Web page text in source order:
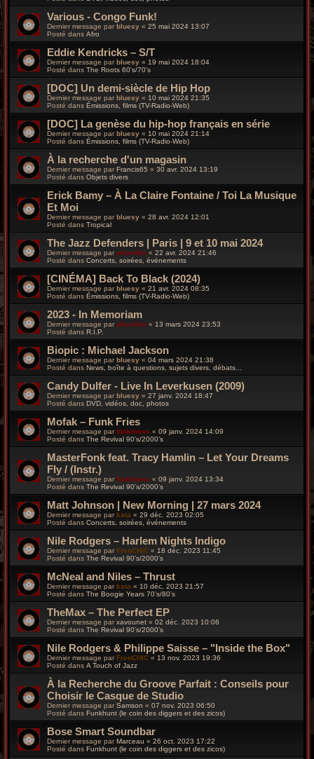
Various - Congo Funk!
Dernier message par bluesy « 25 mai 2024 13:07
Posté dans Afro
Eddie Kendricks – S/T
Dernier message parbluesy « 19 mai 2024 18:04
Posté dans The Roots 60's/70's
[DOC] Un demi-siècle de Hip Hop
Dernier message par bluesy « 10 mai 2024 21:35
Posté dans Émissions, films (TV-Radio-Web)
[DOC] La genèse du hip-hop français en série
Dernier message parbluesy « 10 mai 2024 21:14
Posté dans Émissions, films (TV-Radio-Web)
À la recherche d'un magasin
Dernier message par Francis65 « 30 avr. 2024 13:19
Posté dans Objets divers
Erick Bamy – À La Claire Fontaine / Toi La Musique
Et Moi
Dernier message par bluesy « 28 avr. 2024 12:01
Posté dans Tropical
The Jazz Defenders | Paris | 9 et 10 mai 2024
Dernier message par silverfox « 22 avr. 2024 21:46
Posté dans Concerts, soirées, événements
[CINÉMA] Back To Black (2024)
Dernier message parbluesy « 21 avr. 2024 08:35
Posté dans Émissions, films (TV-Radio-Web)
2023 - In Memoriam
Dernier message par silverfox « 13 mars 2024 23:53
Posté dans R.I.P.
Biopic : Michael Jackson
Dernier message parbluesy « 04 mars 2024 21:38
Posté dans News, boîte à questions, sujets divers, débats...
Candy Dulfer - Live In Leverkusen (2009)
Dernier message par bluesy « 27 janv. 2024 18:47
Posté dans DVD, vidéos, doc, photos
Mofak – Funk Fries
Dernier message parfunkiness « 09 janv. 2024 14:09
Posté dans The Revival 90’s/2000’s
MasterFonk feat. Tracy Hamlin – Let Your Dreams
Fly / (Instr.)
Dernier message par funkiness « 09 janv. 2024 13:34
Posté dans The Revival 90’s/2000’s
Matt Johnson | New Morning | 27 mars 2024
Dernier message parkata « 29 déc. 2023 02:05
Posté dans Concerts, soirées, événements
Nile Rodgers – Harlem Nights Indigo
Dernier message par FrenCHIC « 18 déc. 2023 11:45
Posté dans The Revival 90’s/2000’s
McNeal and Niles – Thrust
Dernier message parkata « 10 déc. 2023 21:57
Posté dans The Boogie Years 70’s/80’s
TheMax – The Perfect EP
Dernier message par xavounet « 02 déc. 2023 10:06
Posté dans The Revival 90’s/2000’s
Nile Rodgers & Philippe Saisse – "Inside the Box"
Dernier message parFrenCHIC « 13 nov. 2023 19:36
Posté dans A Touch of Jazz
À la Recherche du Groove Parfait : Conseils pour
Choisir le Casque de Studio
Dernier message par Samson « 07 nov. 2023 06:50
Posté dans Funkhunt (le coin des diggers et des zicos)
Bose Smart Soundbar
Dernier message parMarceau « 26 oct. 2023 17:22
Posté dans Funkhunt (le coin des diggers et des zicos)